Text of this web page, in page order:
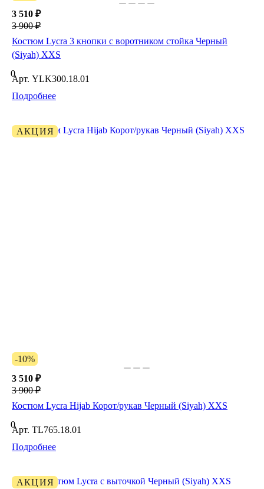
3 510 ₽
3 900 ₽
Костюм Lycra 3 кнопки с воротником стойка Черный
(Siyah) XXS
0
Арт. YLK300.18.01
Подробнее
АКЦИЯ
-10%
3 510 ₽
3 900 ₽
Костюм Lycra Hijab Корот/рукав Черный (Siyah) XXS
0
Арт. TL765.18.01
Подробнее
АКЦИЯ